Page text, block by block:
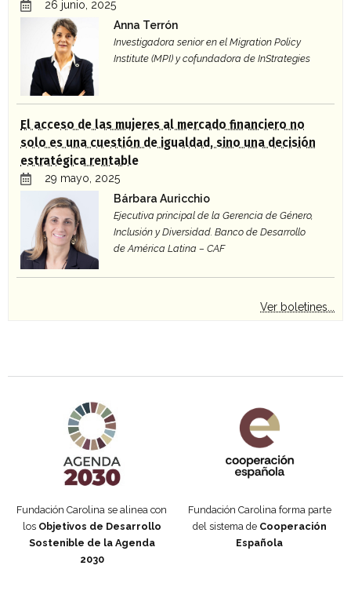
26 junio, 2025
Anna Terrón
Investigadora senior en el Migration Policy
Institute (MPI) y cofundadora de InStrategies
El acceso de las mujeres al mercado financiero no
solo es una cuestión de igualdad, sino una decisión
estratégica rentable
29 mayo, 2025
Bárbara Auricchio
Ejecutiva principal de la Gerencia de Género,
Inclusión y Diversidad. Banco de Desarrollo
de América Latina – CAF
Ver boletines...
Fundación Carolina se alinea con
los Objetivos de Desarrollo
Sostenible de la Agenda
2030
Fundación Carolina forma parte
del sistema de Cooperación
Española